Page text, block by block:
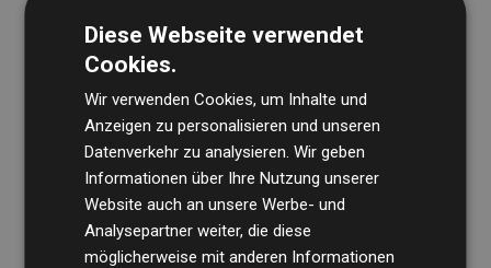
Die Wirtschaftsprüfungsgesellschaft BDOüberprüft
regelmäßig unsere Berechnungen und Methodik, um
Transparenz und Verlässlichkeit sicherzustellen.
Diese Webseite verwendet
Cookies.
Wir verwenden Cookies, um Inhalte und
Anzeigen zu personalisieren und unseren
Datenverkehr zu analysieren. Wir geben
Informationen über Ihre Nutzung unserer
Website auch an unsere Werbe- und
Analysepartner weiter, die diese
möglicherweise mit anderen Informationen